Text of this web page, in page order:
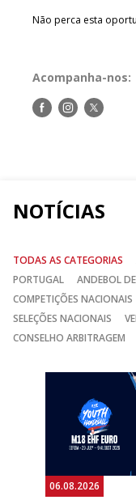
Não perca esta
Acompanha-nos:
Siga-Siga-Siga-
NOTÍCIAS
TODAS AS CATEGORIAS
PORTUGAL
ANDEBOL
COMPETIÇÕES NACIONAIS
SELEÇÕES NACIONAIS
CONSELHO ARBITRAGEM
06.08.2026